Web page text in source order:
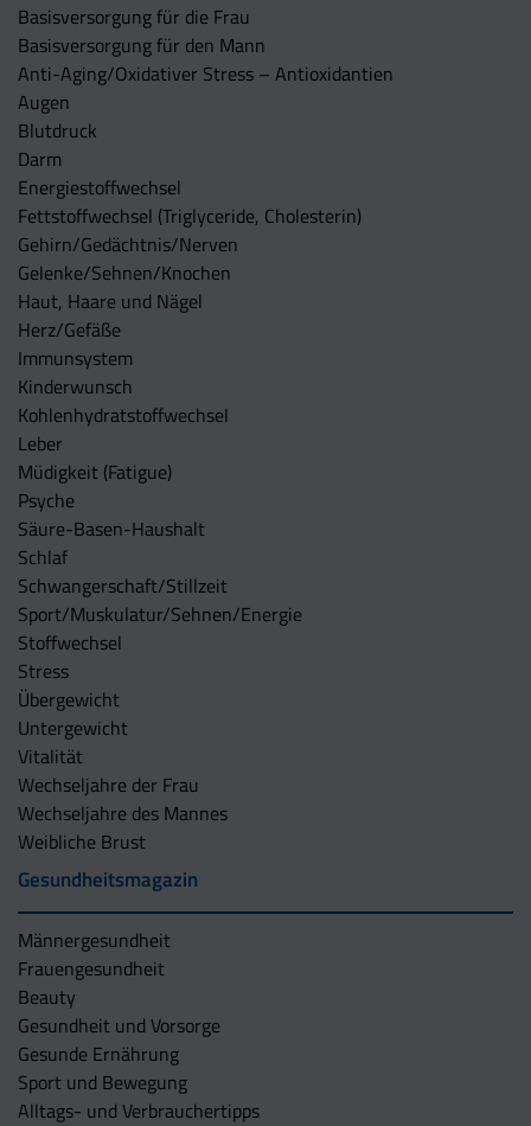
Basisversorgung für die Frau
Basisversorgung für den Mann
Anti-Aging/Oxidativer Stress – Antioxidantien
Augen
Blutdruck
Darm
Energiestoffwechsel
Fettstoffwechsel (Triglyceride, Cholesterin)
Gehirn/Gedächtnis/Nerven
Gelenke/Sehnen/Knochen
Haut, Haare und Nägel
Herz/Gefäße
Immunsystem
Kinderwunsch
Kohlenhydratstoffwechsel
Leber
Müdigkeit (Fatigue)
Psyche
Säure-Basen-Haushalt
Schlaf
Schwangerschaft/Stillzeit
Sport/Muskulatur/Sehnen/Energie
Stoffwechsel
Stress
Übergewicht
Untergewicht
Vitalität
Wechseljahre der Frau
Wechseljahre des Mannes
Weibliche Brust
Gesundheitsmagazin
Männergesundheit
Frauengesundheit
Beauty
Gesundheit und Vorsorge
Gesunde Ernährung
Sport und Bewegung
Alltags- und Verbrauchertipps